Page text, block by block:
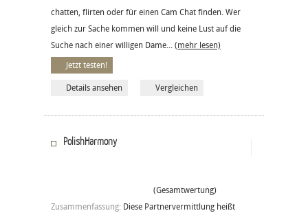
chatten, flirten oder für einen Cam Chat finden. Wer
gleich zur Sache kommen will und keine Lust auf die
Suche nach einer willigen Dame... (mehr lesen)
Jetzt testen!
Details ansehen Vergleichen
PolishHarmony
(Gesamtwertung)
Zusammenfassung: Diese Partnervermittlung heißt